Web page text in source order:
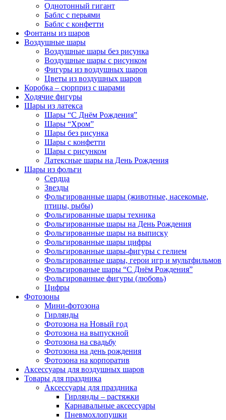
Однотонный гигант
Баблс с перьями
Баблс с конфетти
Фонтаны из шаров
Воздушные шары
Воздушные шары без рисунка
Воздушные шары с рисунком
Фигуры из воздушных шаров
Цветы из воздушных шаров
Коробка – сюрприз с шарами
Ходячие фигуры
Шары из латекса
Шары “С Днём Рождения”
Шары “Хром”
Шары без рисунка
Шары с конфетти
Шары с рисунком
Латексные шары на День Рождения
Шары из фольги
Сердца
Звезды
Фольгированные шары (животные, насекомые,
птицы, рыбы)
Фольгированные шары техника
Фольгированные шары на День Рождения
Фольгированные шары на выписку
Фольгированные шары цифры
Фольгированные шары-фигуры с гелием
Фольгированные шары, герои игр и мультфильмов
Фольгированые шары “С Днём Рождения”
Фольгированные фигуры (любовь)
Цифры
Фотозоны
Мини-фотозона
Гирлянды
Фотозона на Новый год
Фотозона на выпускной
Фотозона на свадьбу
Фотозона на день рождения
Фотозона на корпоратив
Аксессуары для воздушных шаров
Товары для праздника
Аксессуары для праздника
Гирлянды – растяжки
Карнавальные аксессуары
Пневмохлопушки